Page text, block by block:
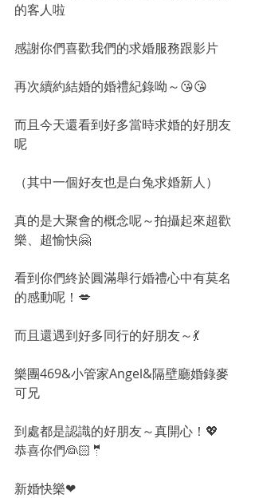
的客人啦
感謝你們喜歡我們的求婚服務跟影片
再次續約結婚的婚禮紀錄呦～😘😘
而且今天還看到好多當時求婚的好朋友
呢
（其中一個好友也是白兔求婚新人）
真的是大聚會的概念呢～拍攝起來超歡
樂、超愉快🤗
看到你們終於圓滿舉行婚禮心中有莫名
的感動呢！💋
而且還遇到好多同行的好朋友～💃
樂團469&小管家Angel&隔壁廳婚錄麥
可兄
到處都是認識的好朋友～真開心！💖
恭喜你們👰🏻🤵
新婚快樂❤